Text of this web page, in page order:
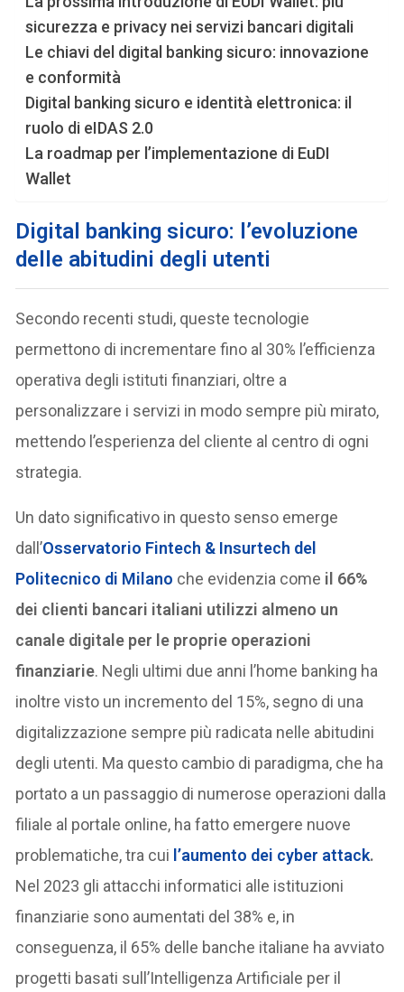
sicurezza e privacy nei servizi bancari digitali
Le chiavi del digital banking sicuro: innovazione
e conformità
Digital banking sicuro e identità elettronica: il
ruolo di eIDAS 2.0
La roadmap per l’implementazione di EuDI
Wallet
Digital banking sicuro: l’evoluzione
delle abitudini degli utenti
Secondo recenti studi, queste tecnologie
permettono di incrementare fino al 30% l’efficienza
operativa degli istituti finanziari, oltre a
personalizzare i servizi in modo sempre più mirato,
mettendo l’esperienza del cliente al centro di ogni
strategia.
Un dato significativo in questo senso emerge
dall’Osservatorio Fintech & Insurtech del
Politecnico di Milano che evidenzia come il 66%
dei clienti bancari italiani utilizzi almeno un
canale digitale per le proprie operazioni
finanziarie. Negli ultimi due anni l’home banking ha
inoltre visto un incremento del 15%, segno di una
digitalizzazione sempre più radicata nelle abitudini
degli utenti. Ma questo cambio di paradigma, che ha
portato a un passaggio di numerose operazioni dalla
filiale al portale online, ha fatto emergere nuove
problematiche, tra cui l’aumento dei cyber attack.
Nel 2023 gli attacchi informatici alle istituzioni
finanziarie sono aumentati del 38% e, in
conseguenza, il 65% delle banche italiane ha avviato
progetti basati sull’Intelligenza Artificiale per il